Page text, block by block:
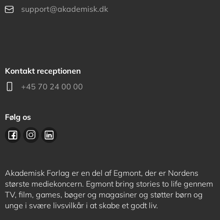
support@akademisk.dk
Kontakt receptionen
+45 70 24 00 00
Følg os
Akademisk Forlag er en del af Egmont, der er Nordens
største mediekoncern. Egmont bring stories to life gennem
TV, film, games, bøger og magasiner og støtter børn og
unge i svære livsvilkår i at skabe et godt liv.